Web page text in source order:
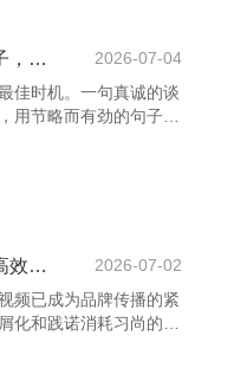
情东说念主节精好意思句子，传递爱意与随便
2026-07-04
佳时机。一句真诚的谈
用节略而有劲的句子，
心与爱意。 “你是我性
”这句浮浅的话，说念
或然。”这句话，充满
刚烈与抓着。 爱情不
入为用的伴随。一
短视频营销公司助力品牌高效增长
2026-07-02
频已成为品牌传播的紧
化和践诺消耗习尚的变
动的特色，飞速崛起为
销公司则成为激动品牌